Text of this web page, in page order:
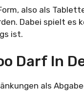
also als
Dabei spielt es
ist.
Darf In
als